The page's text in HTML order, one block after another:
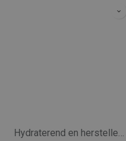
Hydraterend en herstellend